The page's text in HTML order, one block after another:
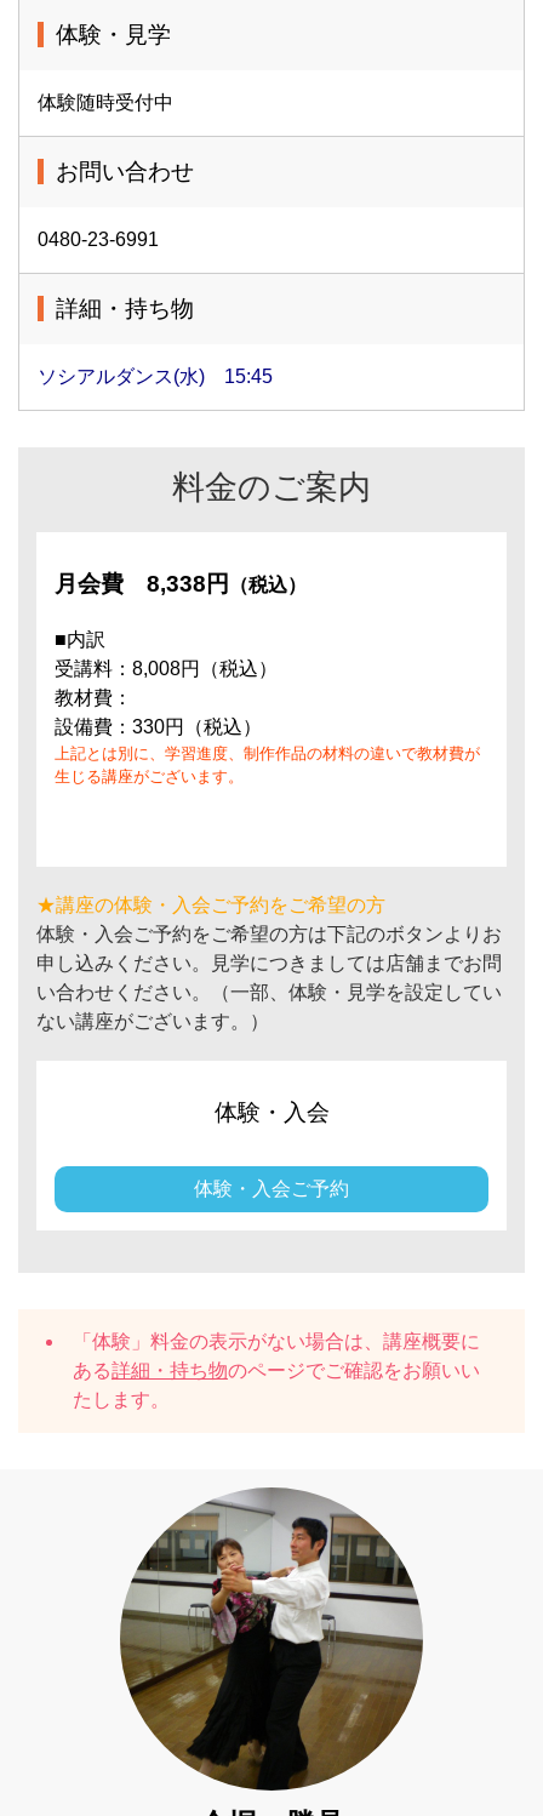
体験・見学
体験随時受付中
お問い合わせ
0480-23-6991
詳細・持ち物
ソシアルダンス(水) 15:45
料金のご案内
月会費 8,338円 （税込）
■内訳
受講料：8,008円（税込）
教材費：
設備費：330円（税込）
上記とは別に、学習進度、制作作品の材料の違いで教材費が
生じる講座がございます。
★講座の体験・入会ご予約をご希望の方
体験・入会ご予約をご希望の方は下記のボタンよりお
申し込みください。見学につきましては店舗までお問
い合わせください。（一部、体験・見学を設定してい
ない講座がございます。）
体験・入会
体験・入会ご予約
「体験」料金の表示がない場合は、講座概要に
ある詳細・持ち物のページでご確認をお願いい
たします。